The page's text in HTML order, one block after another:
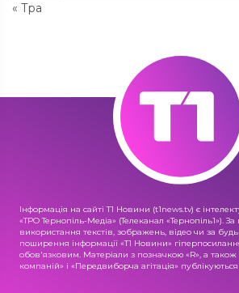
« Тра
Інформація на сайті Т1 Новини (t1news.tv) є
«ТРО Тернопіль-Медіа» (Телеканал «Тернопіль1»).
використання текстів, зображень, відео чи за
поширення інформації «Т1 Новини»
обов'язковим. Матеріали з позначкою «R», а
компаній» і «Передвиборча агітація»